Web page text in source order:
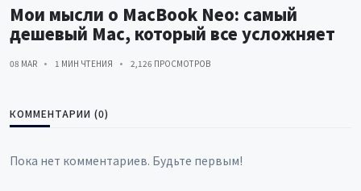
Мои мысли о MacBook Neo: самый
дешевый Mac, который все усложняет
08 MAR 1 МИН ЧТЕНИЯ 2,126 ПРОСМОТРОВ
КОММЕНТАРИИ (0)
Пока нет комментариев. Будьте первым!